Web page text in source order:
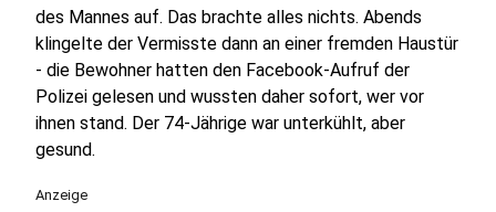
des Mannes auf. Das brachte alles nichts. Abends
klingelte der Vermisste dann an einer fremden Haustür
- die Bewohner hatten den Facebook-Aufruf der
Polizei gelesen und wussten daher sofort, wer vor
ihnen stand. Der 74-Jährige war unterkühlt, aber
gesund.
Anzeige